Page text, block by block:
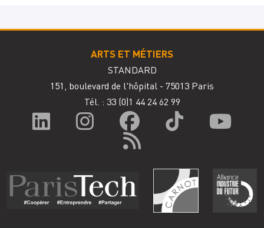
ARTS ET MÉTIERS
STANDARD
151, boulevard de l'hôpital - 75013 Paris
Tél. : 33 (0)1 44 24 62 99